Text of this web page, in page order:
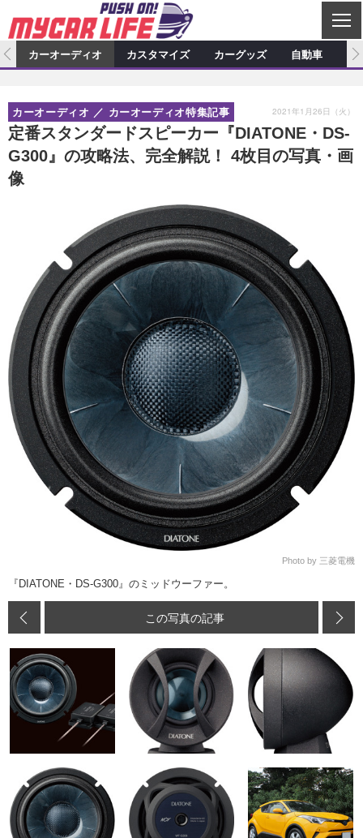
C
L
S
E
カーオーディオ
プロショップ検索 ショップ訪問記
カーオーディオニュース デモカー製作記
カスタマイズ特集記事 カスタマイズ新製品情報
カスタマイズニュース
カーグッズ
カーグッズ特集記事 カーグッズ新製品情報
自動車
スクープ
カーオーディオ カスタマイズ カーグッズ 自動車
定番スタンダードスピーカー『DIATONE・DS-
G300』の攻略法、完全解説！ 4枚目の写真・画
像
カーオーディオ カーオーディオ特集記事 2021年1月26日（火）
Photo by 三菱電機
『DIATONE・DS-G300』のミッドウーファー。
この写真の記事